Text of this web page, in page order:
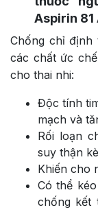
Aspirin
Chống chỉ định
các chất ức
cho thai nhi:
Độc tính
mạch và
Rối loạn
suy thận
Khiến cho
Có thể
chống kết